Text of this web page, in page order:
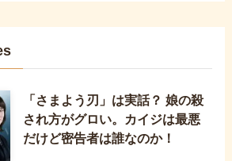
「さまよう刃」は実話？ 娘の殺
され方がグロい。カイジは最悪
だけど密告者は誰なのか！